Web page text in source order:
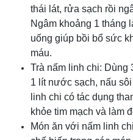
thái lát, rửa sạch rồi
Ngâm khoảng 1 tháng
uống giúp bồi bổ sức
máu.
Trà nấm linh chi: Dùng
1 lít nước sạch, nấu
linh chi có tác dụng
khỏe tim mạch và làm
Món ăn với nấm linh